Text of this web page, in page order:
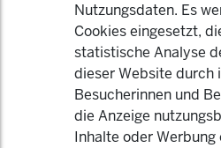
Nutzungsdaten. Es
Cookies eingesetzt,
statistische Analyse
dieser Website durch
Besucherinnen und
die Anzeige
Inhalte oder Werbung